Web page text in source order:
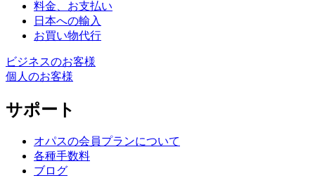
料金、お支払い
日本への輸入
お買い物代行
ビジネスのお客様
個人のお客様
サポート
オパスの会員プランについて
各種手数料
ブログ